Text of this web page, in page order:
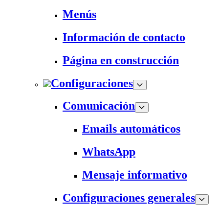
Menús
Información de contacto
Página en construcción
Configuraciones
Comunicación
Emails automáticos
WhatsApp
Mensaje informativo
Configuraciones generales